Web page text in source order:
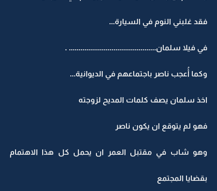
فقد غلبني النوم في السيارة...
في فيلا سلمان............................................. .
وكما أُعجب ناصر باجتماعهم في الديوانية...
اخذ سلمان يصف كلمات المديح لزوجته
فهو لم يتوقع ان يكون ناصر
وهو شاب في مقتبل العمر ان يحمل كل هذا الاهتمام
بقضايا المجتمع